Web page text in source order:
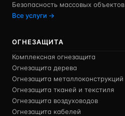
Безопасность массовых объектов
Все услуги →
ОГНЕЗАЩИТА
Комплексная огнезащита
Огнезащита дерева
Огнезащита металлоконструкций
Огнезащита тканей и текстиля
Огнезащита воздуховодов
Огнезащита кабелей